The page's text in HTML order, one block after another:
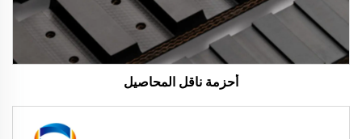
أحزمة ناقل المحاصيل